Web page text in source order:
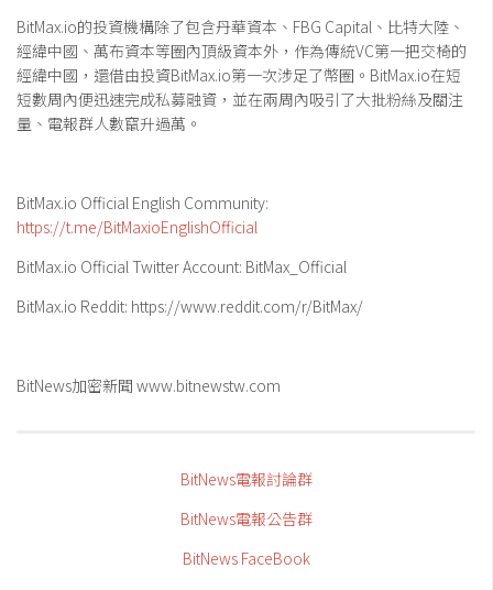
BitMax.io的投資機構除了包含丹華資本、FBG Capital、比特大陸、
經緯中國、萬布資本等圈內頂級資本外，作為傳統VC第一把交椅的
經緯中國，還借由投資BitMax.io第一次涉足了幣圈。BitMax.io在短
短數周內便迅速完成私募融資，並在兩周內吸引了大批粉絲及關注
量、電報群人數竄升過萬。
BitMax.io Official English Community:
https://t.me/BitMaxioEnglishOfficial
BitMax.io Official Twitter Account: BitMax_Official
BitMax.io Reddit: https://www.reddit.com/r/BitMax/
BitNews加密新聞 www.bitnewstw.com
BitNews電報討論群
BitNews電報公告群
BitNews FaceBook